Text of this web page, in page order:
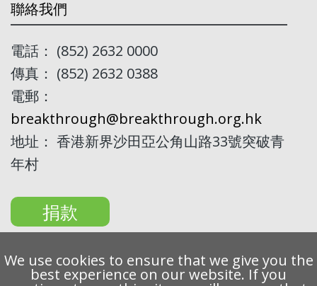
聯絡我們
電話： (852) 2632 0000
傳真： (852) 2632 0388
電郵：
breakthrough@breakthrough.org.hk
地址： 香港新界沙田亞公角山路33號突破青
年村
捐款
We use cookies to ensure that we give you the
best experience on our website. If you